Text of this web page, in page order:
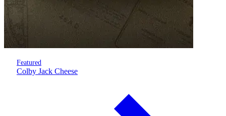
Featured
Colby Jack Cheese